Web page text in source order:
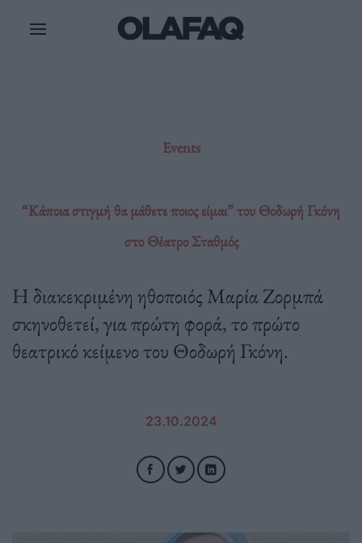
Events
“Κάποια στιγμή θα μάθετε ποιος είμαι” του Θοδωρή Γκόνη
στο Θέατρο Σταθμός
Η διακεκριμένη ηθοποιός Μαρία Ζορμπά
σκηνοθετεί, για πρώτη φορά, το πρώτο
θεατρικό κείμενο του Θοδωρή Γκόνη.
23.10.2024